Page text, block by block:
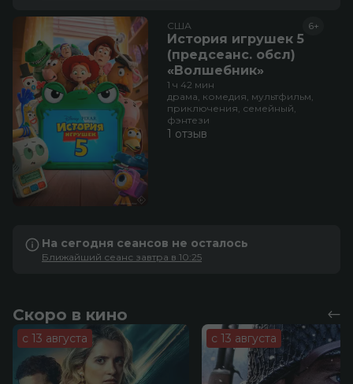
США
История игрушек 5
(предсеанс. обсл)
«Волшебник»
6+
1 ч 42 мин
драма, комедия, мультфильм,
приключения, семейный,
фэнтези
1 отзыв
На сегодня сеансов не осталось
Ближайший сеанс завтра в 10:25
Скоро в кино
с 13 августа с 13 августа